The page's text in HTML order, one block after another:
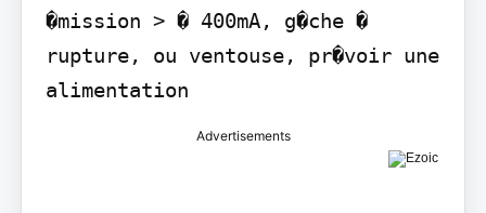
�mission > � 400mA, g�che �
rupture, ou ventouse, pr�voir une
alimentation
Advertisements